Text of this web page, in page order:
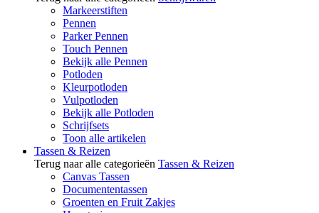
Markeerstiften
Pennen
Parker Pennen
Touch Pennen
Bekijk alle Pennen
Potloden
Kleurpotloden
Vulpotloden
Bekijk alle Potloden
Schrijfsets
Toon alle artikelen
Tassen & Reizen
Terug naar alle categorieën Tassen & Reizen
Canvas Tassen
Documententassen
Groenten en Fruit Zakjes